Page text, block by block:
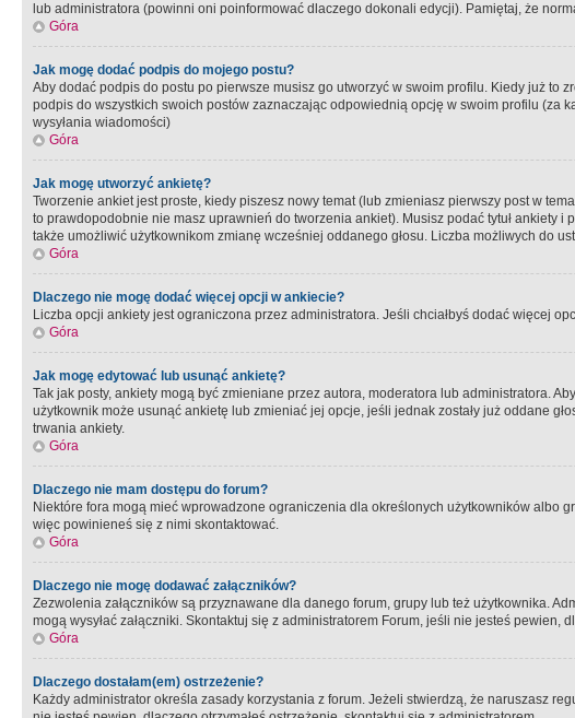
lub administratora (powinni oni poinformować dlaczego dokonali edycji). Pamiętaj, że
Góra
Jak mogę dodać podpis do mojego postu?
Aby dodać podpis do postu po pierwsze musisz go utworzyć w swoim profilu. Kiedy już to
podpis do wszystkich swoich postów zaznaczając odpowiednią opcję w swoim profilu (za
wysyłania wiadomości)
Góra
Jak mogę utworzyć ankietę?
Tworzenie ankiet jest proste, kiedy piszesz nowy temat (lub zmieniasz pierwszy post w
to prawdopodobnie nie masz uprawnień do tworzenia ankiet). Musisz podać tytuł
także umożliwić użytkownikom zmianę wcześniej oddanego głosu. Liczba możliwych do
Góra
Dlaczego nie mogę dodać więcej opcji w ankiecie?
Liczba opcji ankiety jest ograniczona przez administratora. Jeśli chciałbyś dodać więcej
Góra
Jak mogę edytować lub usunąć ankietę?
Tak jak posty, ankiety mogą być zmieniane przez autora, moderatora lub administratora.
użytkownik może usunąć ankietę lub zmieniać jej opcje, jeśli jednak zostały już oddane
trwania ankiety.
Góra
Dlaczego nie mam dostępu do forum?
Niektóre fora mogą mieć wprowadzone ograniczenia dla określonych użytkowników albo
więc powinieneś się z nimi skontaktować.
Góra
Dlaczego nie mogę dodawać załączników?
Zezwolenia załączników są przyznawane dla danego forum, grupy lub też użytkownika.
mogą wysyłać załączniki. Skontaktuj się z administratorem Forum, jeśli nie jesteś pewien,
Góra
Dlaczego dostałam(em) ostrzeżenie?
Każdy administrator określa zasady korzystania z forum. Jeżeli stwierdzą, że naruszasz